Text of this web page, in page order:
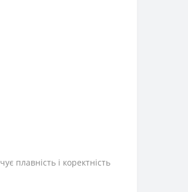
плавність і коректність